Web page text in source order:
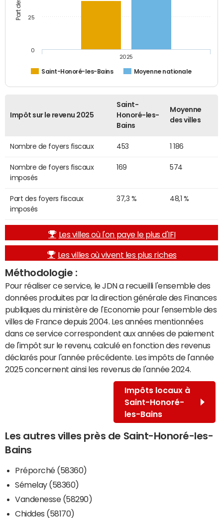
Saint-Honoré-les-Bains Moyenne nationale
2025
0
25
Impôt sur le revenu 2025
Saint-
Honoré-les-
Bains
Moyenne
des villes
Nombre de foyers fiscaux 453 1 186
Nombre de foyers fiscaux
imposés
169 574
Part des foyers fiscaux
imposés
37,3 % 48,1 %
Les villes où l'on paye le plus d'IFI
Les villes où vivent les plus riches
Méthodologie :
Pour réaliser ce service, le JDN a recueilli l'ensemble des
données produites par la direction générale des Finances
publiques du ministère de l'Economie pour l'ensemble des
villes de France depuis 2004. Les années mentionnées
dans ce service correspondent aux années de paiement
de l'impôt sur le revenu, calculé en fonction des revenus
déclarés pour l'année précédente. Les impôts de l'année
2025 concernent ainsi les revenus de l'année 2024.
Impôts locaux à
Saint-Honoré-
les-Bains
Les autres villes près de Saint-Honoré-les-
Bains
Préporché (58360)
Sémelay (58360)
Vandenesse (58290)
Chiddes (58170)